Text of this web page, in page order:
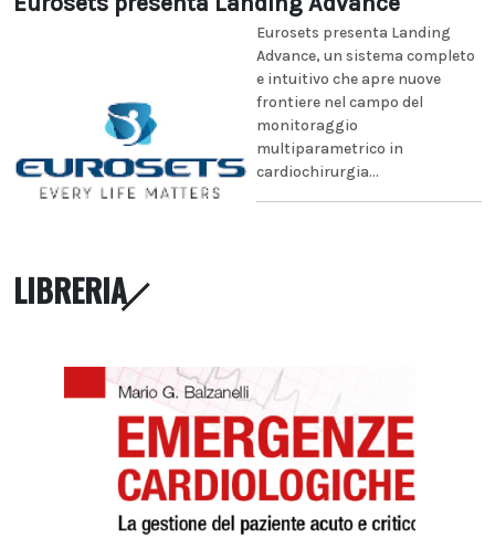
Eurosets presenta Landing
Advance, un sistema completo
e intuitivo che apre nuove
frontiere nel campo del
monitoraggio
multiparametrico in
cardiochirurgia...
LIBRERIA